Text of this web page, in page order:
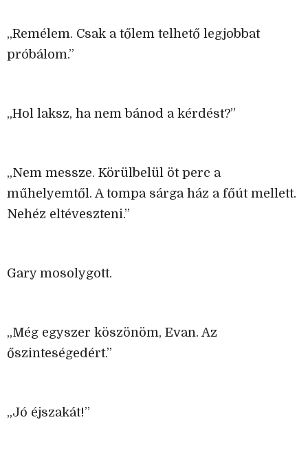
„Remélem. Csak a tőlem telhető legjobbat
próbálom.”
„Hol laksz, ha nem bánod a kérdést?”
„Nem messze. Körülbelül öt perc a
műhelyemtől. A tompa sárga ház a főút mellett.
Nehéz eltéveszteni.”
Gary mosolygott.
„Még egyszer köszönöm, Evan. Az
őszinteségedért.”
„Jó éjszakát!”